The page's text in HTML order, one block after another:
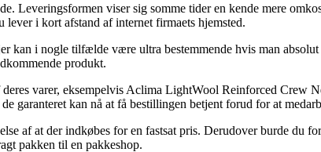
Leveringsformen viser sig somme tider en kende mere
i kort afstand af internet firmaets hjemsted.
i nogle tilfælde være ultra bestemmende hvis man absolut
produkt.
varer, eksempelvis Aclima LightWool Reinforced
garanteret kan nå at få bestillingen betjent forud for at
af at der indkøbes for en fastsat pris. Derudover burde du
pakken til en pakkeshop.